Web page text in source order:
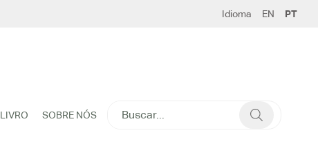
Idioma EN PT
LIVRO SOBRE NÓS